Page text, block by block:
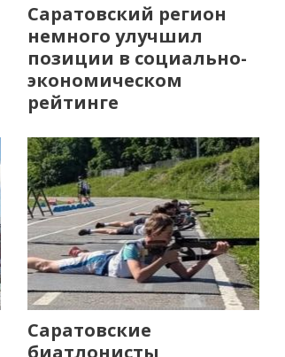
Саратовский регион
немного улучшил
позиции в социально-
экономическом
рейтинге
Саратовские
биатлонисты